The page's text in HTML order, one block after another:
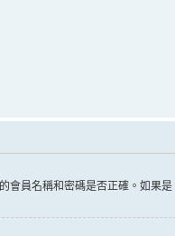
會員名稱和密碼是否正確。如果